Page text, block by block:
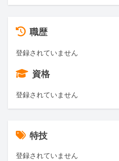
職歴
登録されていません
資格
登録されていません
特技
登録されていません